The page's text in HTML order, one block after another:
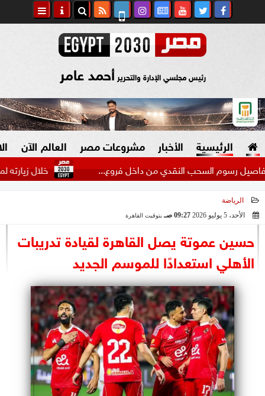
رئيس مجلسي الإدارة والتحرير أحمد عامر
الرئيسية الأخبار
السياسة
الرئاسة
البرلمان
الوزارات
الأحزاب
مشروعات مصر العالم الآن
خلال زيارته لمطروح..
الرياضة
الأحد، 5 يوليو 2026
09:27 صـ بتوقيت القاهرة
حسين عموتة يصل القاهرة لقيادة تدريبات
الأهلي استعدادًا للموسم الجديد